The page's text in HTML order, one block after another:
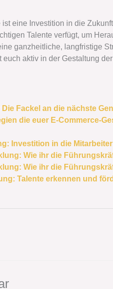
eine Investition in die
Talente verfügt, um
ganzheitliche, langfristige
aktiv in der Gestaltung
Fackel an die nächste
die euer E-Commerce-
Investition in die
Wie ihr die
Wie ihr die
Talente erkennen und